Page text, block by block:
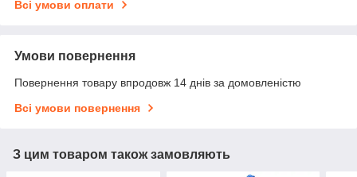
Всі умови оплати
Умови повернення
Повернення товару впродовж 14 днів за домовленістю
Всі умови повернення
З цим товаром також замовляють